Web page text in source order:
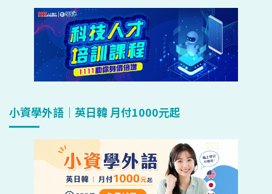
小資學外語｜英日韓 月付1000元起